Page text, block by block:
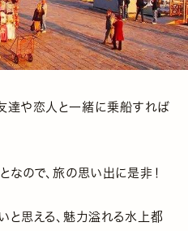
達や恋人と一緒に乗船すれば
なので、旅の思い出に是非！
と思える、魅力溢れる水上都